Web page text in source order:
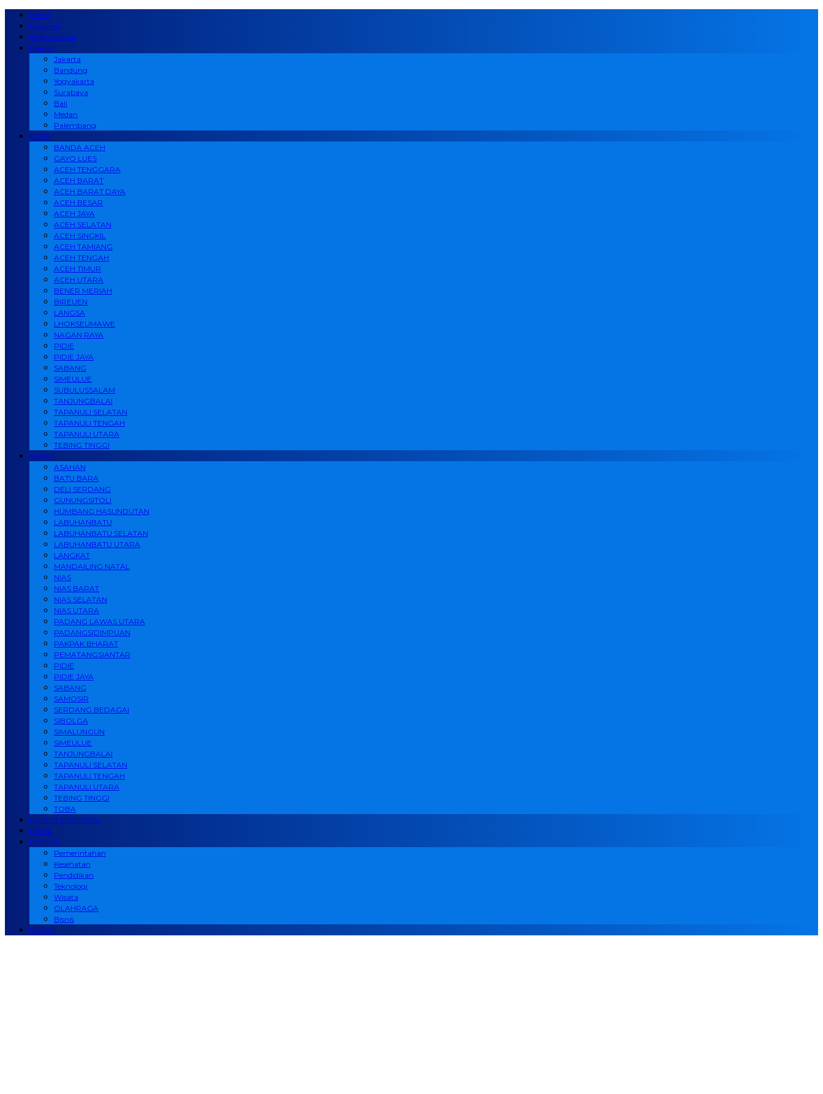
Home
Nasional
Internasional
Daerah
Jakarta
Bandung
Yogyakarta
Surabaya
Bali
Medan
Palembang
ACEH
BANDA ACEH
GAYO LUES
ACEH TENGGARA
ACEH BARAT
ACEH BARAT DAYA
ACEH BESAR
ACEH JAYA
ACEH SELATAN
ACEH SINGKIL
ACEH TAMIANG
ACEH TENGAH
ACEH TIMUR
ACEH UTARA
BENER MERIAH
BIREUEN
LANGSA
LHOKSEUMAWE
NAGAN RAYA
PIDIE
PIDIE JAYA
SABANG
SIMEULUE
SUBULUSSALAM
TANJUNGBALAI
TAPANULI SELATAN
TAPANULI TENGAH
TAPANULI UTARA
TEBING TINGGI
SUMUT
ASAHAN
BATU BARA
DELI SERDANG
GUNUNGSITOLI
HUMBANG HASUNDUTAN
LABUHANBATU
LABUHANBATU SELATAN
LABUHANBATU UTARA
LANGKAT
MANDAILING NATAL
NIAS
NIAS BARAT
NIAS SELATAN
NIAS UTARA
PADANG LAWAS UTARA
PADANGSIDIMPUAN
PAKPAK BHARAT
PEMATANGSIANTAR
PIDIE
PIDIE JAYA
SABANG
SAMOSIR
SERDANG BEDAGAI
SIBOLGA
SIMALUNGUN
SIMEULUE
TANJUNGBALAI
TAPANULI SELATAN
TAPANULI TENGAH
TAPANULI UTARA
TEBING TINGGI
TOBA
HUKUM & KRIMINAL
Politik
LAINNYA
Pemerintahan
Kesehatan
Pendidikan
Teknologi
Wisata
OLAHRAGA
Bisnis
Redaksi